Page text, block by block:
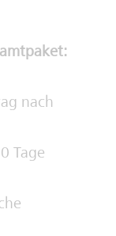
nach
Tage